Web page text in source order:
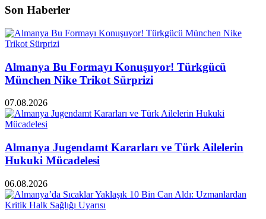
Son Haberler
Almanya Bu Formayı Konuşuyor! Türkgücü
München Nike Trikot Sürprizi
07.08.2026
Almanya Jugendamt Kararları ve Türk Ailelerin
Hukuki Mücadelesi
06.08.2026